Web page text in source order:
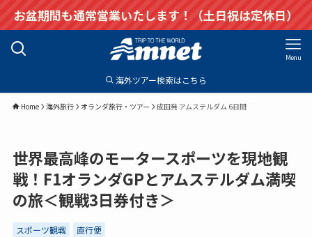
お盆期間も通常営業いたします！（土日祝は定休日）
Menu
海外ツアー検索はこちら
Home 海外旅行 オランダ旅行・ツアー 成田発 アムステルダム 6日間
世界最高峰のモータースポーツを現地観
戦！F1オランダGPとアムステルダム満喫
の旅＜観戦3日券付き＞
スポーツ観戦 直行便